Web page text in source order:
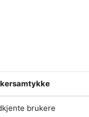
brukere